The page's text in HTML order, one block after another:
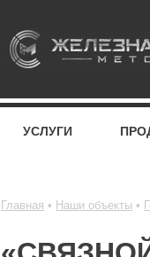
УСЛУГИ
Главная Наши объекты